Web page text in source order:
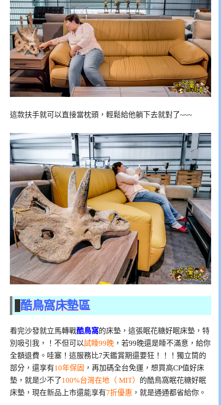
這款扶手就可以直接當枕頭，輕鬆給他躺下去就對了~~~
酷鳥窩床墊區
看完沙發就立馬轉戰酷鳥窩的床墊，這張眠花糖好眠床墊，特
別吸引我，！不但可以試睡99晚 ，若99晚還是睡不滿意，給你
全額退費。哇塞！這服務比7天鑑賞期還要狂！！！獨立筒的
部分，還享有10年保固 ，再加碼全台免運，想買高CP值好床
墊，就是少不了100%台灣在地（ MIT） 的酷鳥窩眠花糖好眠
床墊，現在新品上市還能享有7折優惠 ，就是通通都省給你。